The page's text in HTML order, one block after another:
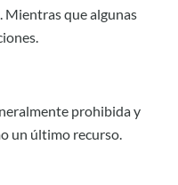
Mientras que algunas
prohibida y
un último recurso.